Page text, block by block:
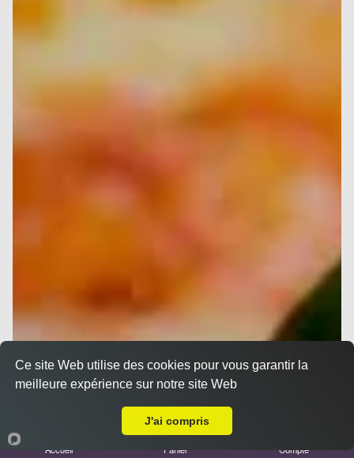
Accueil Panier Compte
Ce site Web utilise des cookies pour vous garantir la
meilleure expérience sur notre site Web
J'ai compris